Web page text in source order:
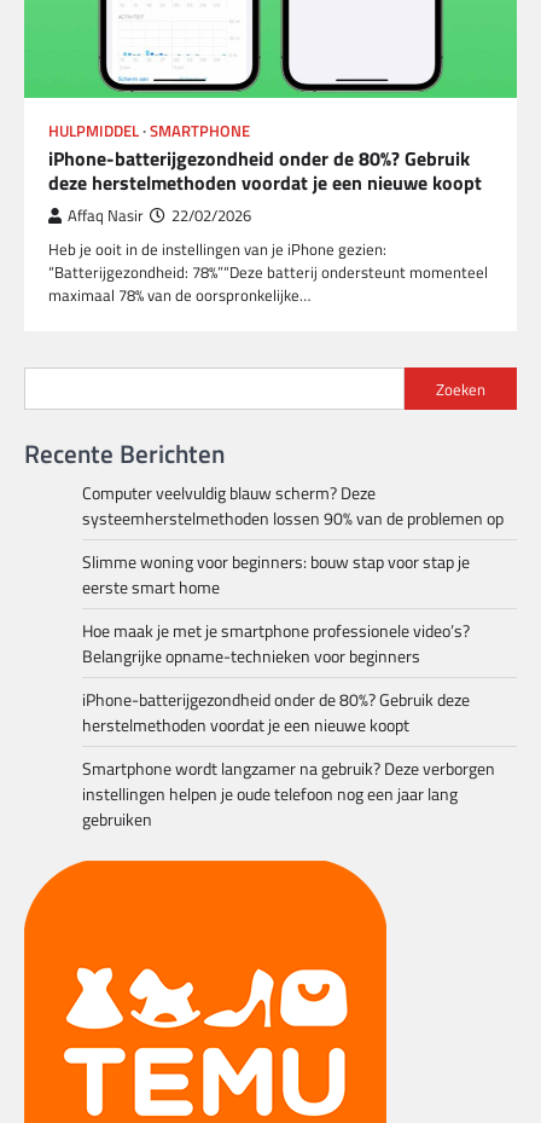
HULPMIDDEL SMARTPHONE
iPhone-batterijgezondheid onder de 80%? Gebruik
deze herstelmethoden voordat je een nieuwe koopt
Affaq Nasir 22/02/2026
Heb je ooit in de instellingen van je iPhone gezien:
“Batterijgezondheid: 78%”“Deze batterij ondersteunt momenteel
maximaal 78% van de oorspronkelijke…
Zoeken
Recente Berichten
Computer veelvuldig blauw scherm? Deze
systeemherstelmethoden lossen 90% van de problemen op
Slimme woning voor beginners: bouw stap voor stap je
eerste smart home
Hoe maak je met je smartphone professionele video’s?
Belangrijke opname-technieken voor beginners
iPhone-batterijgezondheid onder de 80%? Gebruik deze
herstelmethoden voordat je een nieuwe koopt
Smartphone wordt langzamer na gebruik? Deze verborgen
instellingen helpen je oude telefoon nog een jaar lang
gebruiken